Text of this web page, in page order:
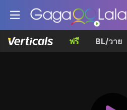
ฟรี BL/วาย